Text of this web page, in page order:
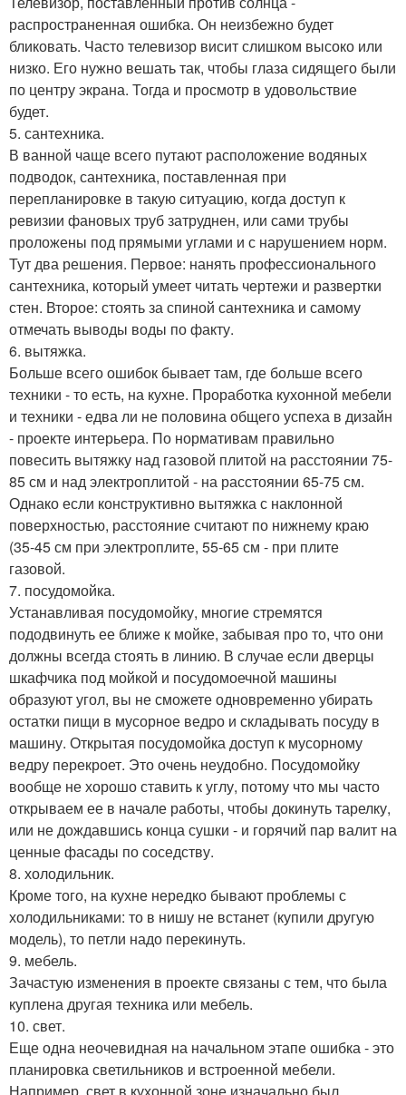
распространенная ошибка. Он неизбежно будет
бликовать. Часто телевизор висит слишком высоко или
низко. Его нужно вешать так, чтобы глаза сидящего были
по центру экрана. Тогда и просмотр в удовольствие
будет.
5. сантехника.
В ванной чаще всего путают расположение водяных
подводок, сантехника, поставленная при
перепланировке в такую ситуацию, когда доступ к
ревизии фановых труб затруднен, или сами трубы
проложены под прямыми углами и с нарушением норм.
Тут два решения. Первое: нанять профессионального
сантехника, который умеет читать чертежи и развертки
стен. Второе: стоять за спиной сантехника и самому
отмечать выводы воды по факту.
6. вытяжка.
Больше всего ошибок бывает там, где больше всего
техники - то есть, на кухне. Проработка кухонной мебели
и техники - едва ли не половина общего успеха в дизайн
- проекте интерьера. По нормативам правильно
повесить вытяжку над газовой плитой на расстоянии 75-
85 см и над электроплитой - на расстоянии 65-75 см.
Однако если конструктивно вытяжка с наклонной
поверхностью, расстояние считают по нижнему краю
(35-45 см при электроплите, 55-65 см - при плите
газовой.
7. посудомойка.
Устанавливая посудомойку, многие стремятся
пододвинуть ее ближе к мойке, забывая про то, что они
должны всегда стоять в линию. В случае если дверцы
шкафчика под мойкой и посудомоечной машины
образуют угол, вы не сможете одновременно убирать
остатки пищи в мусорное ведро и складывать посуду в
машину. Открытая посудомойка доступ к мусорному
ведру перекроет. Это очень неудобно. Посудомойку
вообще не хорошо ставить к углу, потому что мы часто
открываем ее в начале работы, чтобы докинуть тарелку,
или не дождавшись конца сушки - и горячий пар валит на
ценные фасады по соседству.
8. холодильник.
Кроме того, на кухне нередко бывают проблемы с
холодильниками: то в нишу не встанет (купили другую
модель), то петли надо перекинуть.
9. мебель.
Зачастую изменения в проекте связаны с тем, что была
куплена другая техника или мебель.
10. свет.
Еще одна неочевидная на начальном этапе ошибка - это
планировка светильников и встроенной мебели.